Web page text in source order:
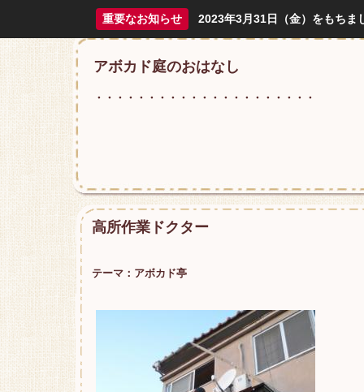
重要なお知らせ 2023年3月31日（金）をもちま
アボカド庭のおはなし
・・・・・・・・・・・・・・・・・・・・・
高所作業ドクター
テーマ： アボカド亭